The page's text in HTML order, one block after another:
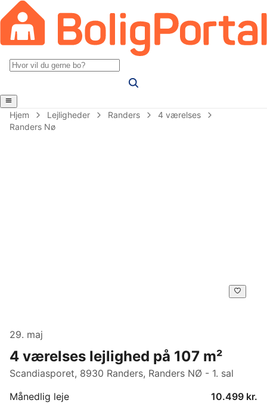
Hjem Lejligheder Randers
4 værelses
Randers Nø
29. maj
4 værelses lejlighed på 107 m²
Scandiasporet, 8930 Randers, Randers NØ - 1. sal
Månedlig leje
10.499 kr.